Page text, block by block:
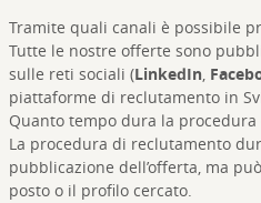
Tramite quali canali è possibile
Tutte le nostre offerte sono
sulle reti sociali (LinkedIn,
piattaforme di reclutamento in
Quanto tempo dura la
La procedura di reclutamento
pubblicazione dell’offerta, ma
posto o il profilo cercato.